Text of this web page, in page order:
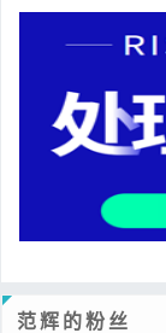
范辉的粉丝